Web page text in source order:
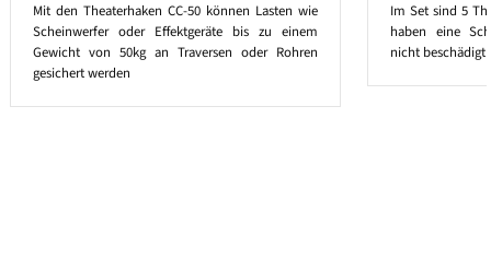
Mit den Theaterhaken CC-50 können Lasten wie
Scheinwerfer oder Effektgeräte bis zu einem
Gewicht von 50kg an Traversen oder Rohren
gesichert werden
Im Set sind 5
haben eine
nicht beschädigt